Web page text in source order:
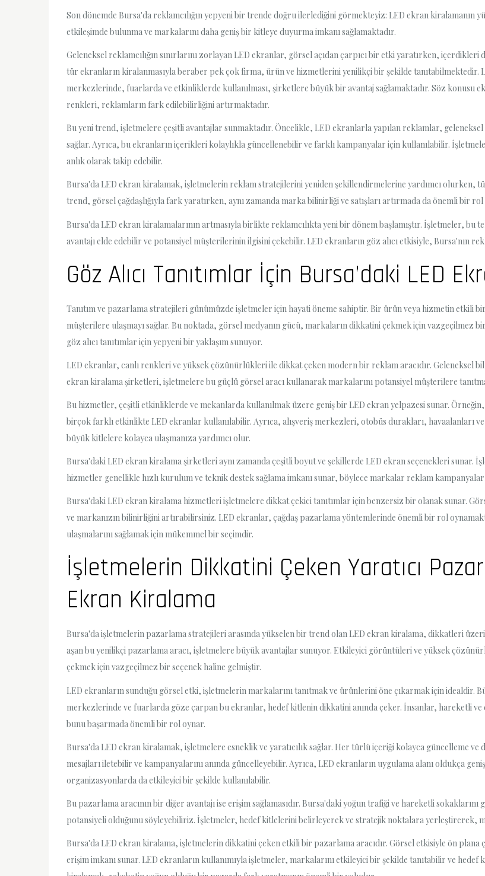
Son dönemde Bursa'da reklamcılığın yepyeni bir trende doğru ilerlediğini görmekteyiz: LED ekran
etkileşimde bulunma ve markalarını daha geniş bir kitleye duyurma imkanı sağlamaktadır.
Geleneksel reklamcılığın sınırlarını zorlayan LED ekranlar, görsel açıdan çarpıcı bir etki yaratırken,
tür ekranların kiralanmasıyla beraber pek çok firma, ürün ve hizmetlerini yenilikçi bir şekilde tanıtabilmektedir.
merkezlerinde, fuarlarda ve etkinliklerde kullanılması, şirketlere büyük bir avantaj sağlamaktadır. Söz konusu
renkleri, reklamların fark edilebilirliğini artırmaktadır.
Bu yeni trend, işletmelere çeşitli avantajlar sunmaktadır. Öncelikle, LED ekranlarla yapılan reklamlar, geleneksel
sağlar. Ayrıca, bu ekranların içerikleri kolaylıkla güncellenebilir ve farklı kampanyalar için kullanılabilir.
anlık olarak takip edebilir.
Bursa'da LED ekran kiralamak, işletmelerin reklam stratejilerini yeniden şekillendirmelerine yardımcı olurken,
trend, görsel çağdaşlığıyla fark yaratırken, aynı zamanda marka bilinirliği ve satışları artırmada da önemli bir rol
Bursa'da LED ekran kiralamalarının artmasıyla birlikte reklamcılıkta yeni bir dönem başlamıştır. İşletmeler,
avantajı elde edebilir ve potansiyel müşterilerinin ilgisini çekebilir. LED ekranların göz alıcı etkisiyle, Bursa'nın
Göz Alıcı Tanıtımlar İçin Bursa’daki LED
Tanıtım ve pazarlama stratejileri günümüzde işletmeler için hayati öneme sahiptir. Bir ürün veya hizmetin etkili bir
müşterilere ulaşmayı sağlar. Bu noktada, görsel medyanın gücü, markaların dikkatini çekmek için vazgeçilmez
göz alıcı tanıtımlar için yepyeni bir yaklaşım sunuyor.
LED ekranlar, canlı renkleri ve yüksek çözünürlükleri ile dikkat çeken modern bir reklam aracıdır. Geleneksel
ekran kiralama şirketleri, işletmelere bu güçlü görsel aracı kullanarak markalarını potansiyel müşterilere
Bu hizmetler, çeşitli etkinliklerde ve mekanlarda kullanılmak üzere geniş bir LED ekran yelpazesi sunar.
birçok farklı etkinlikte LED ekranlar kullanılabilir. Ayrıca, alışveriş merkezleri, otobüs durakları, havaalanları
büyük kitlelere kolayca ulaşmanıza yardımcı olur.
Bursa'daki LED ekran kiralama şirketleri aynı zamanda çeşitli boyut ve şekillerde LED ekran seçenekleri sunar.
hizmetler genellikle hızlı kurulum ve teknik destek sağlama imkanı sunar, böylece markalar reklam
Bursa'daki LED ekran kiralama hizmetleri işletmelere dikkat çekici tanıtımlar için benzersiz bir olanak sunar.
ve markanızın bilinirliğini artırabilirsiniz. LED ekranlar, çağdaş pazarlama yöntemlerinde önemli bir rol
ulaşmalarını sağlamak için mükemmel bir seçimdir.
İşletmelerin Dikkatini Çeken Yaratıcı
Ekran Kiralama
Bursa'da işletmelerin pazarlama stratejileri arasında yükselen bir trend olan LED ekran kiralama, dikkatleri
aşan bu yenilikçi pazarlama aracı, işletmelere büyük avantajlar sunuyor. Etkileyici görüntüleri ve yüksek
çekmek için vazgeçilmez bir seçenek haline gelmiştir.
LED ekranların sunduğu görsel etki, işletmelerin markalarını tanıtmak ve ürünlerini öne çıkarmak için idealdir.
merkezlerinde ve fuarlarda göze çarpan bu ekranlar, hedef kitlenin dikkatini anında çeker. İnsanlar, hareketli
bunu başarmada önemli bir rol oynar.
Bursa'da LED ekran kiralamak, işletmelere esneklik ve yaratıcılık sağlar. Her türlü içeriği kolayca güncelleme ve
mesajları iletebilir ve kampanyalarını anında güncelleyebilir. Ayrıca, LED ekranların uygulama alanı oldukça
organizasyonlarda da etkileyici bir şekilde kullanılabilir.
Bu pazarlama aracının bir diğer avantajı ise erişim sağlamasıdır. Bursa'daki yoğun trafiği ve hareketli
potansiyeli olduğunu söyleyebiliriz. İşletmeler, hedef kitlelerini belirleyerek ve stratejik noktalara yerleştirerek,
Bursa'da LED ekran kiralama, işletmelerin dikkatini çeken etkili bir pazarlama aracıdır. Görsel etkisiyle ön plana
erişim imkanı sunar. LED ekranların kullanımıyla işletmeler, markalarını etkileyici bir şekilde tanıtabilir ve